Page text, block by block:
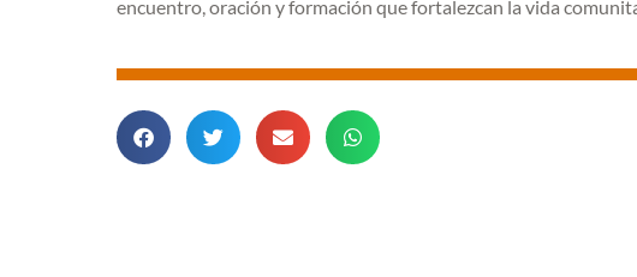
encuentro, oración y formación que fortalezcan la vida